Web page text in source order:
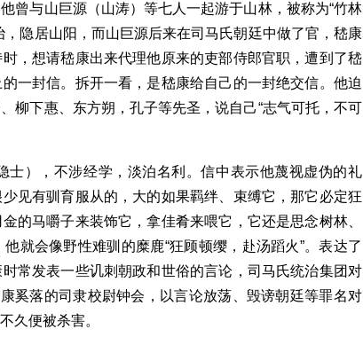
曾与山巨源（山涛）等七人一起游于山林，被称为“竹林
隐居山阳，而山巨源后来在司马氏朝廷中做了官，嵇康
，想请嵇康出来代理他原来的吏部侍郎官职，遭到了嵇
一封信。拆开一看，是嵇康给自己的一封绝交信。他迫
柳下惠、东方朔，孔子等先圣，说自己“志气可托，不可
士），不涉经学，淡泊名利。信中表示他蔑视虚伪的礼
见有驯育服从的，大的如果羁绊、束缚它，那它必定狂
的马嚼子来装饰它，拿佳肴来喂它，它还是思念树林、
就会像野性难驯的糜鹿“狂顾顿缨，赴汤蹈火”。表达了
常发表一些讥刺朝政和世俗的言论，司马氏统治集团对
奚落的司隶校尉钟会，以言论放荡、毁谤朝廷等罪名对
久便被杀害。